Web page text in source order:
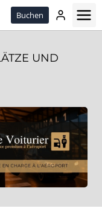
Buchen
UND